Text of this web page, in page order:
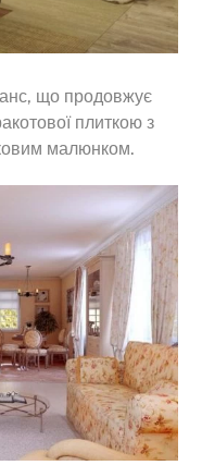
що продовжує
плиткою з
малюнком.